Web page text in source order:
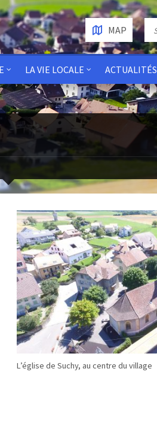
LA VIE LOCALE ACTUALITÉS
MAP
L’église de Suchy, au centre du village